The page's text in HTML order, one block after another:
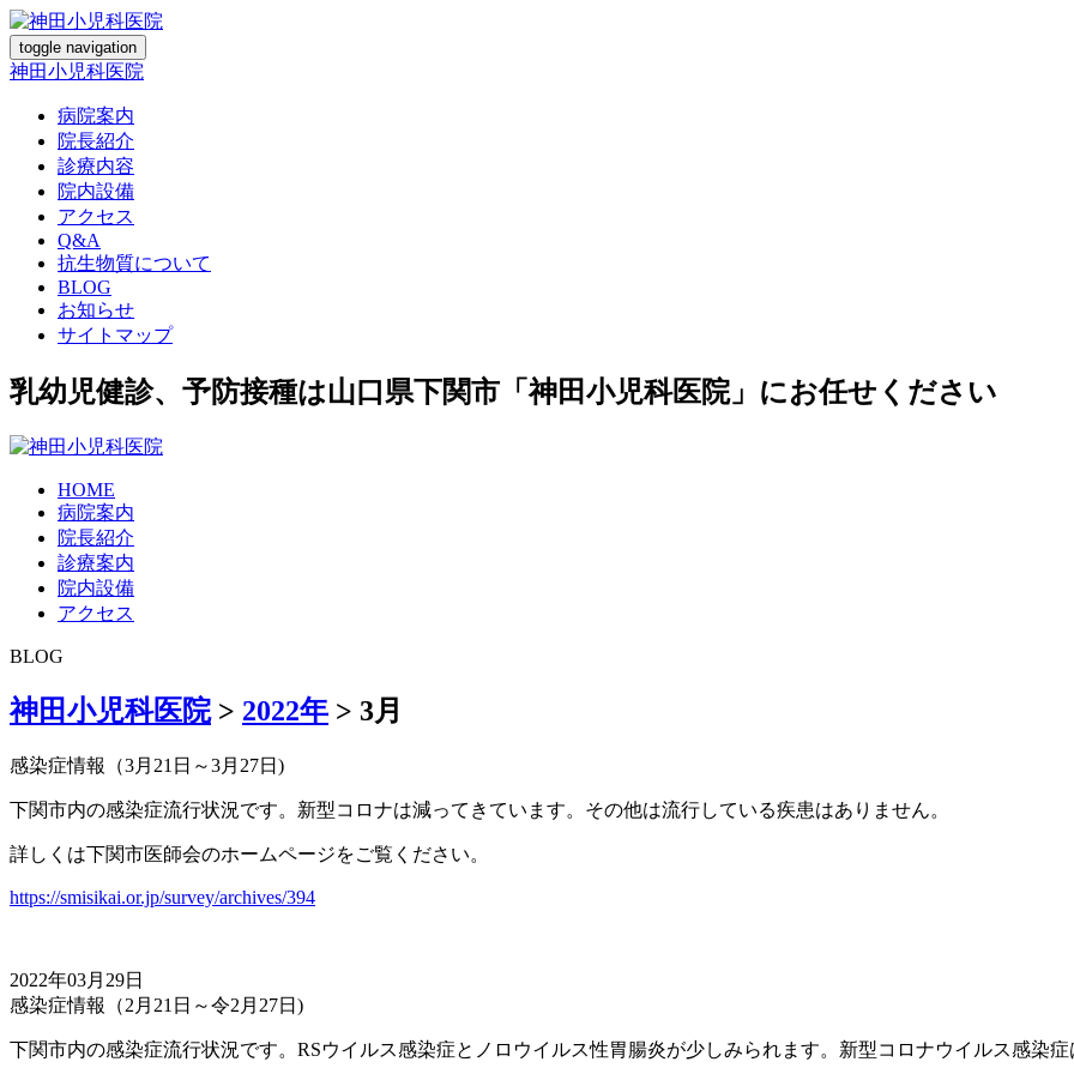
toggle navigation
神田小児科医院
病院案内
院長紹介
診療内容
院内設備
アクセス
Q&A
抗生物質について
BLOG
お知らせ
サイトマップ
乳幼児健診、予防接種は山口県下関市「神田小児科医院」にお任せください
HOME
病院案内
院長紹介
診療案内
院内設備
アクセス
BLOG
神田小児科医院> 2022年 > 3月
感染症情報（3月21日～3月27日)
下関市内の感染症流行状況です。新型コロナは減ってきています。その他は流行している疾患はありません。
詳しくは下関市医師会のホームページをご覧ください。
https://smisikai.or.jp/survey/archives/394
2022年03月29日
感染症情報（2月21日～令2月27日)
下関市内の感染症流行状況です。RSウイルス感染症とノロウイルス性胃腸炎が少しみられます。新型コロナウイルス感染症